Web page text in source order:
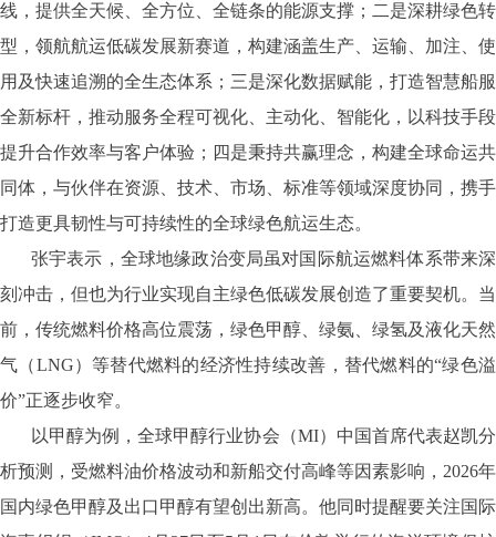
线，提供全天候、全方位、全链条的能源支撑；二是深耕绿色转
型，领航航运低碳发展新赛道，构建涵盖生产、运输、加注、使
用及快速追溯的全生态体系；三是深化数据赋能，打造智慧船服
全新标杆，推动服务全程可视化、主动化、智能化，以科技手段
提升合作效率与客户体验；四是秉持共赢理念，构建全球命运共
同体，与伙伴在资源、技术、市场、标准等领域深度协同，携手
打造更具韧性与可持续性的全球绿色航运生态。
张宇表示，全球地缘政治变局虽对国际航运燃料体系带来深
刻冲击，但也为行业实现自主绿色低碳发展创造了重要契机。当
前，传统燃料价格高位震荡，绿色甲醇、绿氨、绿氢及液化天然
气（LNG）等替代燃料的经济性持续改善，替代燃料的“绿色溢
价”正逐步收窄。
以甲醇为例，全球甲醇行业协会（MI）中国首席代表赵凯分
析预测，受燃料油价格波动和新船交付高峰等因素影响，2026年
国内绿色甲醇及出口甲醇有望创出新高。他同时提醒要关注国际